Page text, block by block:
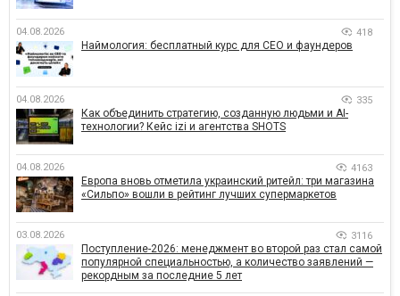
04.08.2026 418
Наймология: бесплатный курс для CEO и фаундеров
04.08.2026 335
Как объединить стратегию, созданную людьми и AI-
технологии? Кейс izi и агентства SHOTS
04.08.2026 4163
Европа вновь отметила украинский ритейл: три магазина
«Сильпо» вошли в рейтинг лучших супермаркетов
03.08.2026 3116
Поступление-2026: менеджмент во второй раз стал самой
популярной специальностью, а количество заявлений —
рекордным за последние 5 лет